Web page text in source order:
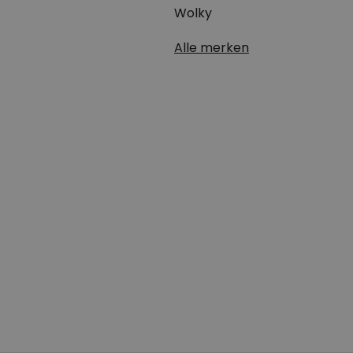
Wolky
Alle merken